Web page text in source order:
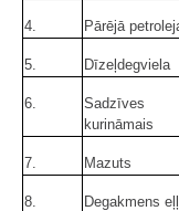
4. Pārējā
5. Dīzeļdegviela
6.
Sadzīves
kurināmais
7. Mazuts
8. Degakmens